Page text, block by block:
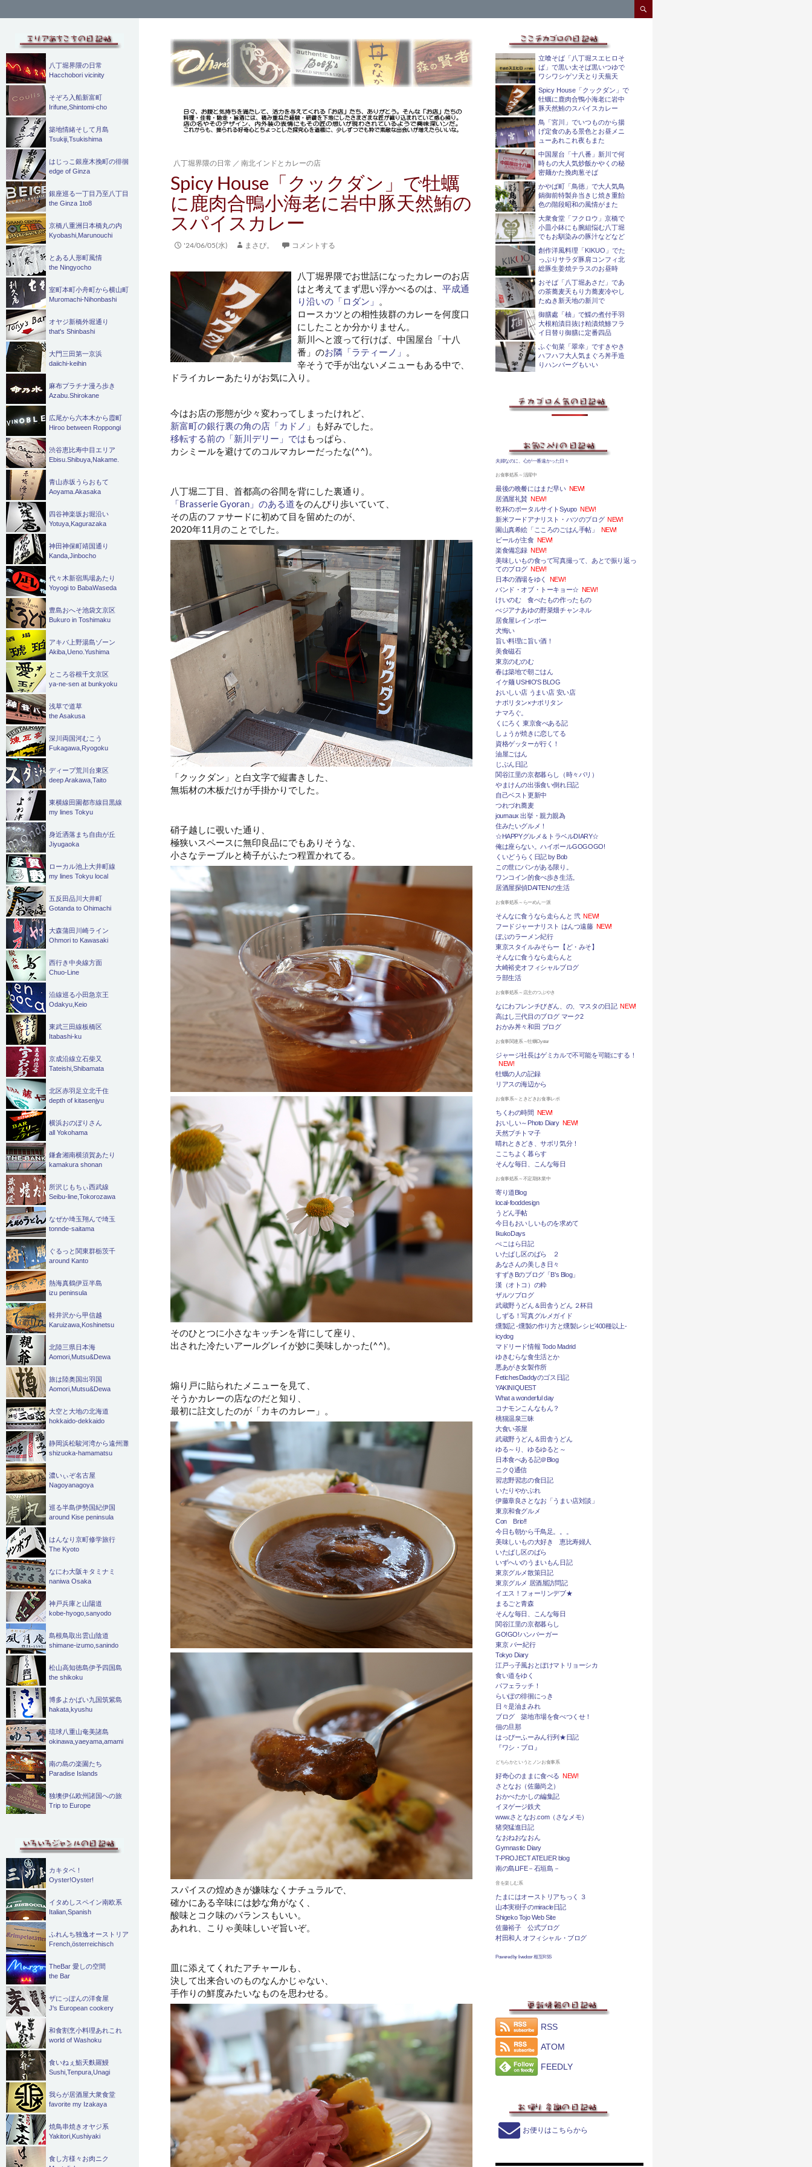
索
八丁堀界隈の日常 ／南北インドとカレーの店
Spicy House「クックダン」で牡蠣
に鹿肉合鴨小海老に岩中豚天然鮪の
スパイスカレー
'24/06/05(水) まさぴ。 コメントする
八丁堀界隈でお世話になったカレーのお店
はと考えてまず思い浮かべるのは、平成通
り沿いの「ロダン」 。
ロースカツとの相性抜群のカレーを何度口
にしたことか分かりません。
新川へと渡って行けば、中国屋台「十八
番」のお隣「ラティーノ」 。
辛そうで手が出ないメニューもある中で、
ドライカレーあたりがお気に入り。
今はお店の形態が少々変わってしまったけれど、
新富町の銀行裏の角の店「カドノ」 も好みでした。
移転する前の「新川デリー」ではもっぱら、
カシミールを避けてのコルマカレーだったな(^^)。
八丁堀二丁目、首都高の谷間を背にした裏通り。
「Brasserie Gyoran」のある道をのんびり歩いていて、
その店のファサードに初めて目を留めたのが、
2020年11月のことでした。
「クックダン」と白文字で縦書きした、
無垢材の木板だけが手掛かりでした。
硝子越しに覗いた通り、
極狭いスペースに無印良品にでもありそうな、
小さなテーブルと椅子がふたつ程置かれてる。
そのひとつに小さなキッチンを背にして座り、
出された冷たいアールグレイが妙に美味しかった(^^)。
煽り戸に貼られたメニューを見て、
そうかカレーの店なのだと知り、
最初に註文したのが「カキのカレー」。
スパイスの煌めきが嫌味なくナチュラルで、
確かにある辛味には妙な角がなく、
酸味とコク味のバランスもいい。
あれれ、こりゃ美味しいぞ旨いぞ。
皿に添えてくれたアチャールも、
決して出来合いのものなんかじゃない、
手作りの鮮度みたいなものを思わせる。
立喰そば「八丁堀スエヒロそ
ば」で黒い太そば黒いつゆで
ワシワシゲソ天とり天蕪天
Spicy House「クックダン」で
牡蠣に鹿肉合鴨小海老に岩中
豚天然鮪のスパイスカレー
鳥「宮川」でいつものから揚
げ定食のある景色とお昼メニ
ューあれこれ夜もまた
中国屋台「十八番」新川で何
時もの大人気炒飯かやくの秘
密麺かた挽肉葱そば
かやば町「鳥徳」で大人気鳥
鍋御前特製弁当きじ焼き重飴
色の階段昭和の風情がまた
大衆食堂「フクロウ」京橋で
小皿小鉢にも腕組悩む八丁堀
でもお馴染みの豚汁などなど
創作洋風料理「KIKUO」でた
っぷりサラダ豚肩コンフィ北
総豚生姜焼テラスのお昼時
おそば「八丁堀あさだ」であ
の茶蕎麦天もり力蕎麦冷やし
たぬき新天地の新川で
御膳處「柚」で鰈の煮付手羽
大根粕漬目抜け粕漬焼鯵フラ
イ日替り御膳に定番四品
ふぐ旬菜「翠幸」ですきやき
ハフハフ大人気まぐろ丼手造
りハンバーグもいい
夫婦なのに、心が一番遠かった日々
お食事処系～活躍中
最後の晩餐にはまだ早い NEW!
居酒屋礼賛 NEW!
乾杯のポータルサイトSyupo NEW!
新米フードアナリスト・ハツのブログ NEW!
園山真希絵「こころのごはん手帖」
NEW!
ビールが主食 NEW!
楽食備忘録 NEW!
美味しいもの食って写真撮って、あとで振り返っ
てのブログ NEW!
日本の酒場をゆく
NEW!
バンド・オブ・トーキョー☆ NEW!
けいのむ 食べたもの作ったもの
べジアナあゆの野菜畑チャンネル
居食屋レインボー
犬悔い
旨い料理に旨い酒！
美食磁石
東京のむのむ
春は築地で朝ごはん
イケ麺 USHIO'S BLOG
おいしい店 うまい店 安い店
ナポリタン×ナポリタン
ナマろぐ。
くにろく 東京食べある記
しょうが焼きに恋してる
資格ゲッターが行く！
油屋ごはん
じぶん日記
関谷江里の京都暮らし（時々パリ）
やまけんの出張食い倒れ日記
自己ベスト更新中
つれづれ蕎麦
journaux 出挙・親力親為
住みたいグルメ！
☆HAPPYグルメ＆トラベルDIARY☆
俺は座らない。ハイボールGOGOGO!
くいどうらく日記 by Bob
この世にパンがある限り。
ワンコイン的食べ歩き生活。
居酒屋探偵DAITENの生活
お食事処系～らーめん一派
そんなに食うなら走らんと 弐 NEW!
フードジャーナリスト はんつ遠藤 NEW!
ぼぶのラーメン紀行
東京スタイルみそらー【ど・みそ】
そんなに食うなら走らんと
大崎裕史オフィシャルブログ
ラ部生活
お食事処系～店主のつぶやき
なにわフレンチびぎん、の、マスタの日記 NEW!
高はし三代目のブログ マーク2
おかみ丼々和田 ブログ
お食事関連系～牡蠣Oyster
ジャージ社長はゲミカルで不可能を可能にする！
NEW!
牡蠣の人の記録
リアスの海辺から
お食事系～ときどきお食事レポ
ちくわの時間 NEW!
おいしい～Photo Diary NEW!
天然プチトマ子
晴れときどき、サボリ気分！
ここちよく暮らす
そんな毎日、こんな毎日
お食事処系～不定期休業中
寄り道Blog
local-fooddesign
うどん手帖
今日もおいしいものを求めて
IkukoDays
ぺこはら日記
いたばし区のばら ２
あなさんの美しき日々
すずきBのブログ「B's Blog」
漢（オトコ）の粋
ザルツブログ
武蔵野うどん＆田舎うどん ２杯目
しずる！写真グルメガイド
燻製記 -燻製の作り方と燻製レシピ400種以上-
icydog
マドリード情報 Todo Madrid
ゆきむらな食生活とか
悪あがき女製作所
FetichesDaddyのゴス日記
YAKINIQUEST
What a wonderful day
コナモンこんなもん？
桃猫温泉三昧
大食い茶屋
武蔵野うどん＆田舎うどん
ゆる～り、ゆるゆると～
日本食べある記＠Blog
ニクＱ通信
習志野習志の食日記
いたりやかぶれ
伊藤章良さとなお「うまい店対談」
東京和食グルメ
Con Brio!!
今日も朝から千鳥足。。。
美味しいもの大好き 恵比寿婦人
いたばし区のばら
いずへいのうまいもん日記
東京グルメ散策日記
東京グルメ 居酒屋訪問記
イエス！フォーリンデブ★
まるごと青森
そんな毎日、こんな毎日
関谷江里の京都暮らし
GO!GO!ハンバーガー
東京 バー紀行
Tokyo Diary
江戸っ子風おとぼけマトリョーシカ
食い道をゆく
パフェラッチ！
らいぽの徘徊にっき
日々是油まみれ
ブログ 築地市場を食べつくせ！
佃の旦那
はっぴーふーみん行列★日記
『ワシ・ブロ』
どちらかというとノンお食事系
好奇心のままに食べる NEW!
さとなお（佐藤尚之）
おかべたかしの編集記
イヌゲージ鉄犬
www.さとなお.com（さなメモ）
猪突猛進日記
なおねおなおん
Gymnastic Diary
T-PROJECT ATELIER blog
南の島LIFE－石垣島－
音を楽しむ系
たまにはオーストリアちっく ３
山本実樹子のmiracle日記
Shigeko Tojo Web Site
佐藤裕子 公式ブログ
村田和人 オフィシャル・ブログ
Powered by livedoor 相互RSS
RSS
ATOM
FEEDLY
お便りはこちらから
八丁堀界隈の日常
Hacchobori vicinity
そぞろ入船新富町
Irifune,Shintomi-cho
築地情緒そして月島
Tsukiji,Tsukishima
はじっこ銀座木挽町の徘徊
edge of Ginza
銀座巡る一丁目乃至八丁目
the Ginza 1to8
京橋八重洲日本橋丸の内
Kyobashi,Marunouchi
とある人形町風情
the Ningyocho
室町本町小舟町から横山町
Muromachi-Nihonbashi
オヤジ新橋外堀通り
that's Shinbashi
大門三田第一京浜
daiichi-keihin
麻布プラチナ漫ろ歩き
Azabu.Shirokane
広尾から六本木から霞町
Hiroo between Roppongi
渋谷恵比寿中目エリア
Ebisu.Shibuya,Nakame.
青山赤坂うらおもて
Aoyama.Akasaka
四谷神楽坂お堀沿い
Yotuya,Kagurazaka
神田神保町靖国通り
Kanda,Jinbocho
代々木新宿馬場あたり
Yoyogi to BabaWaseda
豊島おへそ池袋文京区
Bukuro in Toshimaku
アキバ上野湯島ゾーン
Akiba,Ueno.Yushima
ところ谷根千文京区
ya-ne-sen at bunkyoku
浅草で道草
the Asakusa
深川両国河むこう
Fukagawa,Ryogoku
ディープ荒川台東区
deep Arakawa,Taito
東横線田園都市線目黒線
my lines Tokyu
身近洒落まち自由が丘
Jiyugaoka
ローカル池上大井町線
my lines Tokyu local
五反田品川大井町
Gotanda to Ohimachi
大森蒲田川崎ライン
Ohmori to Kawasaki
西行き中央線方面
Chuo-Line
沿線巡る小田急京王
Odakyu,Keio
東武三田線板橋区
Itabashi-ku
京成沿線立石柴又
Tateishi,Shibamata
北区赤羽足立北千住
depth of kitasenjyu
横浜おのぼりさん
all Yokohama
鎌倉湘南横須賀あたり
kamakura shonan
所沢じもちぃ西武線
Seibu-line,Tokorozawa
なぜか埼玉翔んで埼玉
tonnde-saitama
ぐるっと関東群栃茨千
around Kanto
熱海真鶴伊豆半島
izu peninsula
軽井沢から甲信越
Karuizawa,Koshinetsu
北陸三県日本海
Aomori,Mutsu&Dewa
旅は陸奥国出羽国
Aomori,Mutsu&Dewa
大空と大地の北海道
hokkaido-dekkaido
静岡浜松駿河湾から遠州灘
shizuoka-hamamatsu
濃いぃぞ名古屋
Nagoyanagoya
巡る半島伊勢国紀伊国
around Kise peninsula
はんなり京町修学旅行
The Kyoto
なにわ大阪キタミナミ
naniwa Osaka
神戸兵庫と山陽道
kobe-hyogo,sanyodo
島根鳥取出雲山陰道
shimane-izumo,sanindo
松山高知徳島伊予四国島
the shikoku
博多よかばい九国筑紫島
hakata,kyushu
琉球八重山奄美諸島
okinawa,yaeyama,amami
南の島の楽園たち
Paradise Islands
独墺伊仏欧州諸国への旅
Trip to Europe
カキタベ！
Oyster!Oyster!
イタめしスペイン南欧系
Italian,Spanish
ふれんち独逸オーストリア
French,österreichisch
TheBar 愛しの空間
the Bar
ザにっぽんの洋食屋
J's European cookery
和食割烹小料理あれこれ
world of Washoku
食いねぇ鮨天麩羅鰻
Sushi,Tenpura,Unagi
我らが居酒屋大衆食堂
favorite my Izakaya
焼鳥串焼きオヤジ系
Yakitori,Kushiyaki
食し方様々お肉ニク